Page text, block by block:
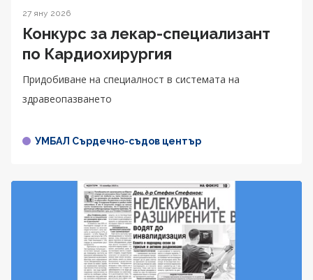
27 яну 2026
Конкурс за лекар-специализант
по Кардиохирургия
Придобиване на специалност в системата на
здравеопазването
УМБАЛ Сърдечно-съдов център